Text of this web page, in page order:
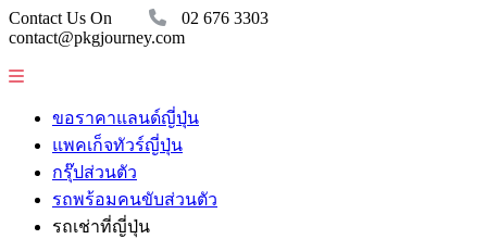
Contact Us On
02 676 3303
contact@pkgjourney.com
ขอราคาแลนด์ญี่ปุ่น
แพคเก็จทัวร์ญี่ปุ่น
กรุ๊ปส่วนตัว
รถพร้อมคนขับส่วนตัว
รถเช่าที่ญี่ปุ่น